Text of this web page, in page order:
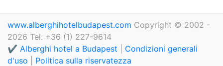
www.alberghihotelbudapest.com Copyright © 2002 -
2026 Tel: +36 (1) 227-9614
✔️ Alberghi hotel a Budapest
Condizioni generali
d'uso
Politica sulla riservatezza